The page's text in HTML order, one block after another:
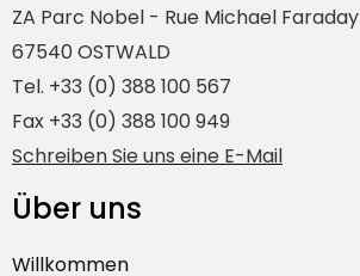
ZA Parc Nobel - Rue Michael Faraday
67540 OSTWALD
Tel. +33 (0) 388 100 567
Fax +33 (0) 388 100 949
Schreiben Sie uns eine E-Mail
Über uns
Willkommen